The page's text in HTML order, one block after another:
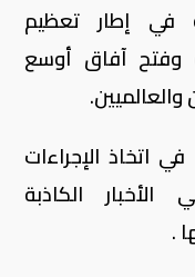
في إطار تعظيم
وفتح آفاق أوسع
اتخاذ الإجراءات
الأخبار الكاذبة
.